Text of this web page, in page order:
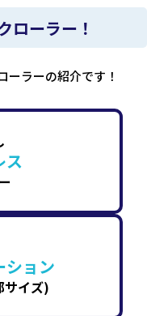
ローラー！
ーラーの紹介です！
ス
ション
サイズ)